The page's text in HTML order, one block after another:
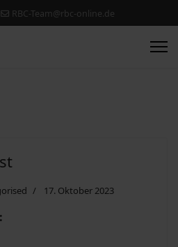
RBC-Team@rbc-online.de
17. Oktober 2023